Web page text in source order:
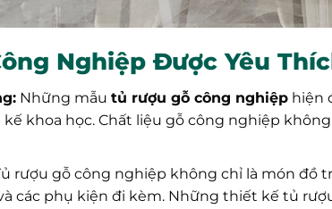
Nghiệp Được Yêu
Những mẫu tủ rượu gỗ công nghiệphiện
khoa học. Chất liệu gỗ công nghiệp
rượu gỗ công nghiệp không chỉ là món đồ
các phụ kiện đi kèm. Những thiết kế tủ